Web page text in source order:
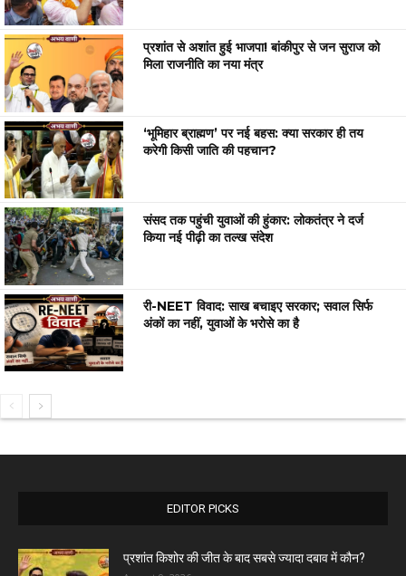
प्रशांत से अशांत हुई भाजपा! बांकीपुर से जन सुराज को
मिला राजनीति का नया मंत्र
‘भूमिहार ब्राह्मण’ पर नई बहस: क्या सरकार ही तय
करेगी किसी जाति की पहचान?
संसद तक पहुंची युवाओं की हुंकार: लोकतंत्र ने दर्ज
किया नई पीढ़ी का तल्ख संदेश
री-NEET विवाद: साख बचाइए सरकार; सवाल सिर्फ
अंकों का नहीं, युवाओं के भरोसे का है
EDITOR PICKS
प्रशांत किशोर की जीत के बाद सबसे ज्यादा दबाव में कौन?